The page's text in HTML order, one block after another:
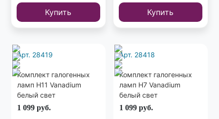
Купить Купить
Арт. 28419
Комплект галогенных
ламп H11 Vanadium
белый свет
1 099 руб.
Арт. 28418
Комплект галогенных
ламп H7 Vanadium
белый свет
1 099 руб.